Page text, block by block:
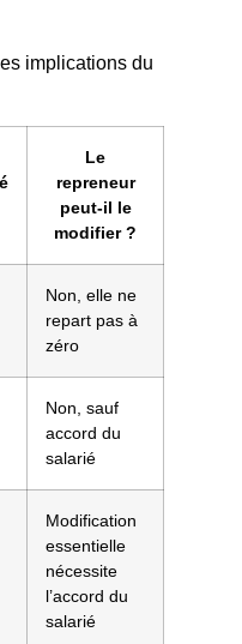
implications du
Le
repreneur
peut-il le
modifier ?
Non, elle ne
repart pas à
zéro
Non, sauf
accord du
salarié
Modification
essentielle
nécessite
l’accord du
salarié